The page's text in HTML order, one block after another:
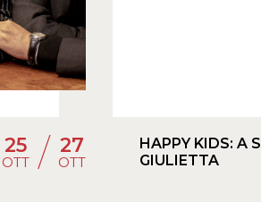
25
OTT / 27
OTT
HAPPY KIDS: A
GIULIETTA